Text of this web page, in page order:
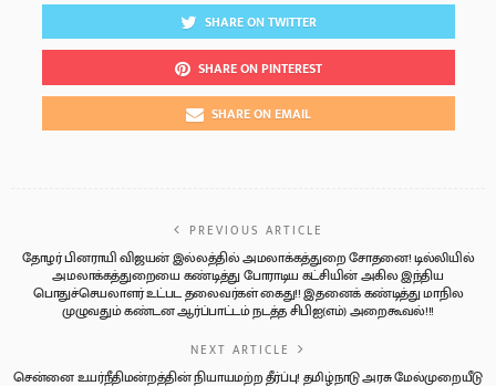
SHARE ON TWITTER
SHARE ON PINTEREST
SHARE ON EMAIL
PREVIOUS ARTICLE
தோழர் பினராயி விஜயன் இல்லத்தில் அமலாக்கத்துறை சோதனை! டில்லியில்
அமலாக்கத்துறையை கண்டித்து போராடிய கட்சியின் அகில இந்திய
பொதுச்செயலாளர் உட்பட தலைவர்கள் கைது!! இதனைக் கண்டித்து மாநில
முழுவதும் கண்டன ஆர்ப்பாட்டம் நடத்த சிபிஐ(எம்) அறைகூவல்!!!
NEXT ARTICLE
சென்னை உயர்நீதிமன்றத்தின் நியாயமற்ற தீர்ப்பு! தமிழ்நாடு அரசு மேல்முறையீடு